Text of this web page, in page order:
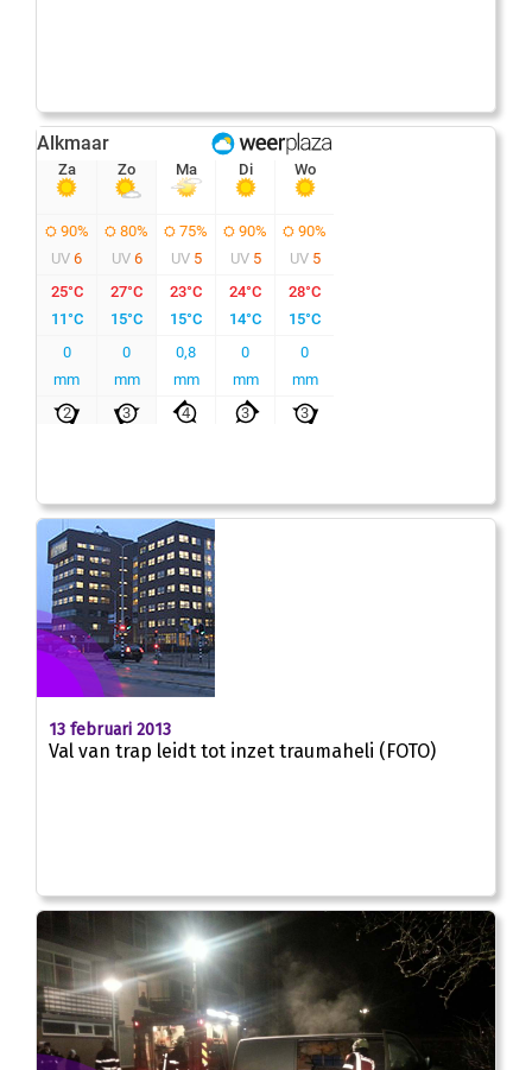
13 februari 2013
Val van trap leidt tot inzet traumaheli (FOTO)